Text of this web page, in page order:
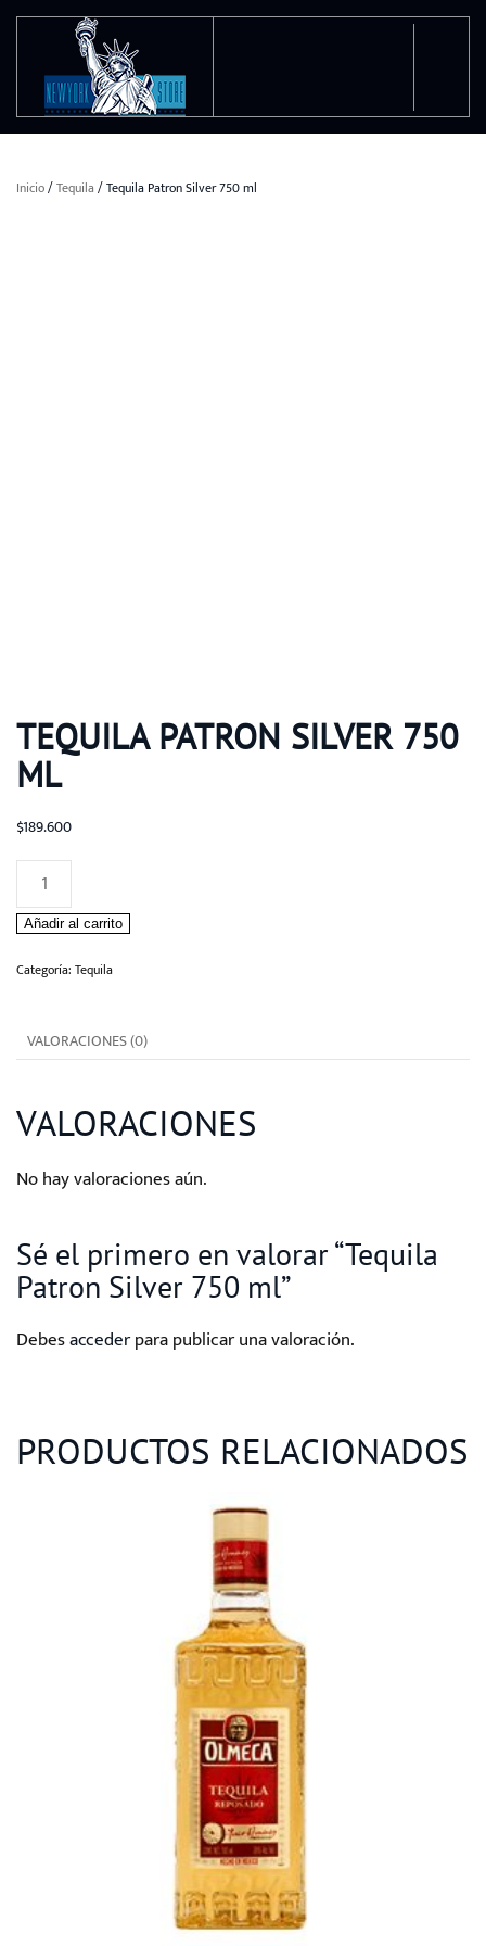
Ir al contenido principal
Inicio/Tequila / Tequila Patron Silver 750 ml
TEQUILA PATRON SILVER 750
ML
$189.600
Tequila
Patron
Silver
750
Añadir al carrito
Categoría: Tequila
VALORACIONES (0)
VALORACIONES
No hay valoraciones aún.
Sé el primero en valorar “Tequila
Patron Silver 750 ml”
Debesaccederpara publicar una valoración.
PRODUCTOS RELACIONADOS